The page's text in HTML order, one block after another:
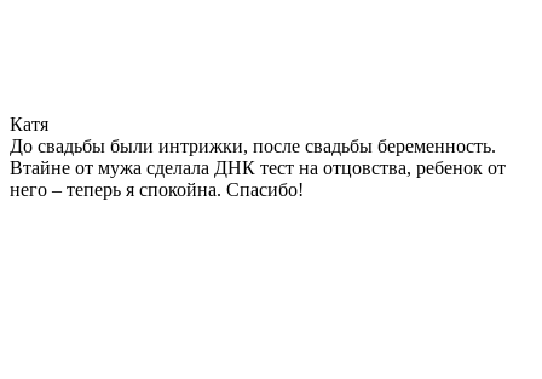
Катя
До свадьбы были интрижки, после свадьбы беременность.
Втайне от мужа сделала ДНК тест на отцовства, ребенок от
него – теперь я спокойна. Спасибо!